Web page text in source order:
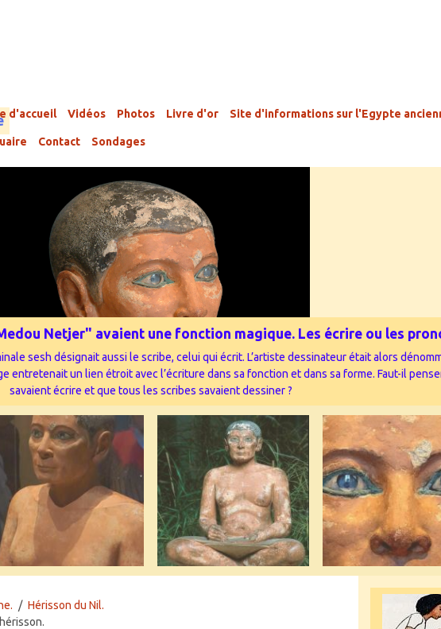
d'accueil Vidéos Photos Livre d'or Site d'informations sur l'Egypte
Contact Sondages
Netjer" avaient une fonction magique. Les écrire ou les
sesh désignait aussi le scribe, celui qui écrit. L’artiste dessinateur était alors
entretenait un lien étroit avec l’écriture dans sa fonction et dans sa forme. Faut-il
savaient écrire et que tous les scribes savaient dessiner ?
Hérisson du Nil.